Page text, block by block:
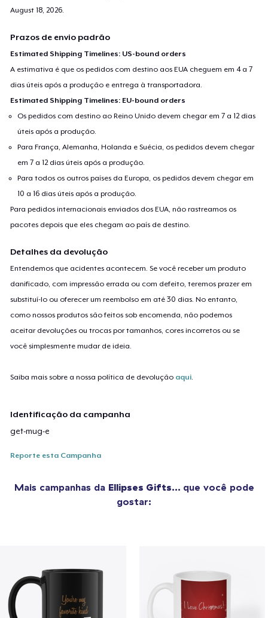
August 18, 2026.
Prazos de envio padrão
Estimated Shipping Timelines: US-bound orders
A estimativa é que os pedidos com destino aos EUA cheguem em 4 a 7
dias úteis após a produção e entrega à transportadora.
Estimated Shipping Timelines: EU-bound orders
Os pedidos com destino ao Reino Unido devem chegar em 7 a 12 dias
úteis após a produção.
Para França, Alemanha, Holanda e Suécia, os pedidos devem chegar
em 7 a 12 dias úteis após a produção.
Para todos os outros países da Europa, os pedidos devem chegar em
10 a 16 dias úteis após a produção.
Para pedidos internacionais enviados dos EUA, não rastreamos os
pacotes depois que eles chegam ao país de destino.
Detalhes da devolução
Entendemos que acidentes acontecem. Se você receber um produto
danificado, com impressão errada ou com defeito, teremos prazer em
substituí-lo ou oferecer um reembolso em até 30 dias. No entanto,
como nossos produtos são feitos sob encomenda, não podemos
aceitar devoluções ou trocas por tamanhos, cores incorretos ou se
você simplesmente mudar de ideia.
Saiba mais sobre a nossa política de devolução aqui.
Identificação da campanha
get-mug-e
Reporte esta Campanha
Mais campanhas da Ellipses Gifts... que você pode
gostar: